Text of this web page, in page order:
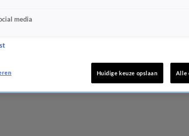
media
Huidige keuze opslaan Alle